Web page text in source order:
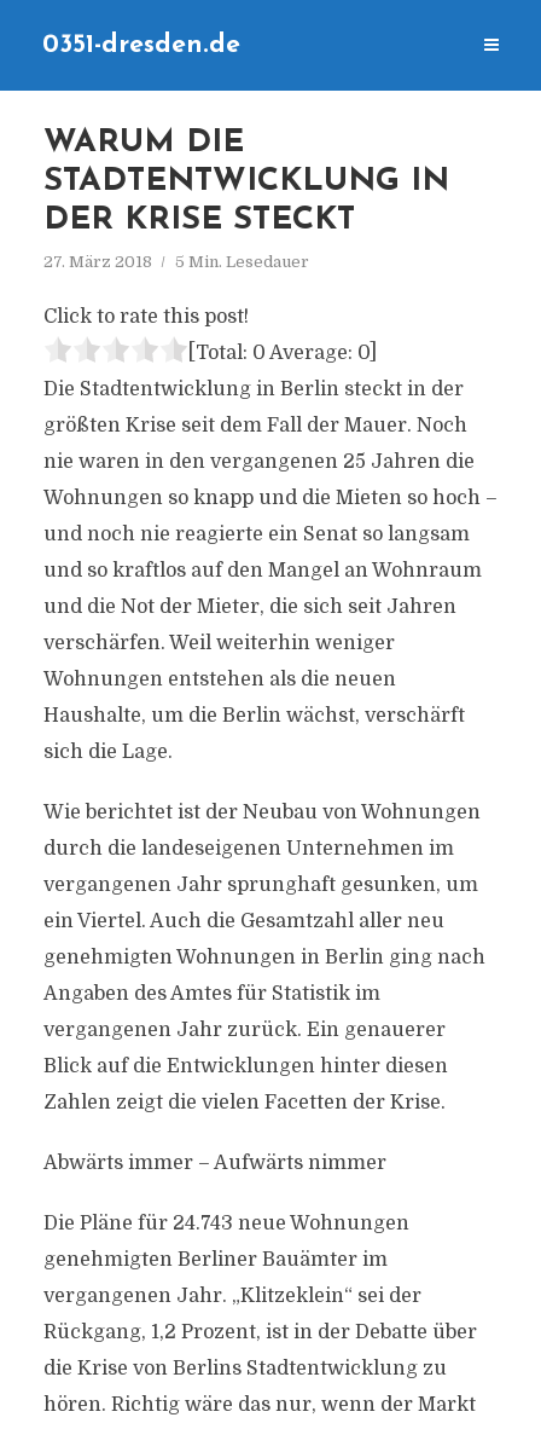
0351-dresden.de
WARUM DIE
STADTENTWICKLUNG IN
DER KRISE STECKT
27. März 2018 5 Min. Lesedauer
Click to rate this post!
[Total: 0 Average: 0]
Die Stadtentwicklung in Berlin steckt in der
größten Krise seit dem Fall der Mauer. Noch
nie waren in den vergangenen 25 Jahren die
Wohnungen so knapp und die Mieten so hoch –
und noch nie reagierte ein Senat so langsam
und so kraftlos auf den Mangel an Wohnraum
und die Not der Mieter, die sich seit Jahren
verschärfen. Weil weiterhin weniger
Wohnungen entstehen als die neuen
Haushalte, um die Berlin wächst, verschärft
sich die Lage.
Wie berichtet ist der Neubau von Wohnungen
durch die landeseigenen Unternehmen im
vergangenen Jahr sprunghaft gesunken, um
ein Viertel. Auch die Gesamtzahl aller neu
genehmigten Wohnungen in Berlin ging nach
Angaben des Amtes für Statistik im
vergangenen Jahr zurück. Ein genauerer
Blick auf die Entwicklungen hinter diesen
Zahlen zeigt die vielen Facetten der Krise.
Abwärts immer – Aufwärts nimmer
Die Pläne für 24.743 neue Wohnungen
genehmigten Berliner Bauämter im
vergangenen Jahr. „Klitzeklein“ sei der
Rückgang, 1,2 Prozent, ist in der Debatte über
die Krise von Berlins Stadtentwicklung zu
hören. Richtig wäre das nur, wenn der Markt